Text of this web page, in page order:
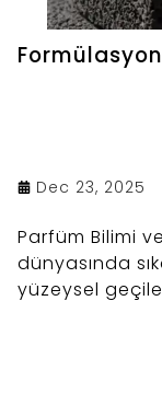
Dec 23, 2025
Parfüm Bilimi ve
dünyasında
yüzeysel